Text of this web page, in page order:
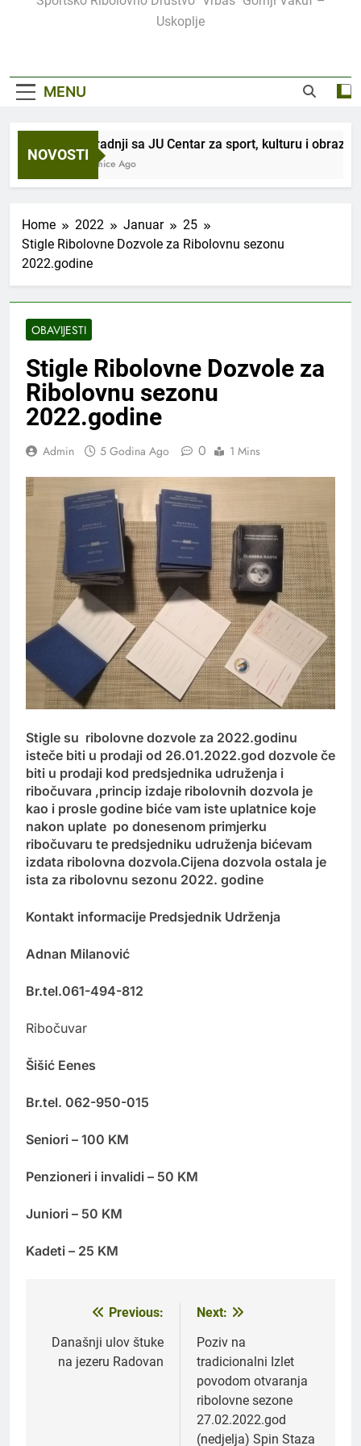
Uskoplje
MENU
NOVOSTI
U saradnji sa JU Centar za sport, kulturu i
3 Sedmice Ago
Home 2022 Januar
25
Stigle Ribolovne Dozvole za Ribolovnu sezonu
2022.godine
OBAVIJESTI
Stigle Ribolovne Dozvole za
Ribolovnu sezonu
2022.godine
Admin 5 Godina Ago 0 1 Mins
Stigle su ribolovne dozvole za 2022.godinu
isteče biti u prodaji od 26.01.2022.god dozvole če
biti u prodaji kod predsjednika udruženja i
ribočuvara ,princip izdaje ribolovnih dozvola je
kao i prosle godine biće vam iste uplatnice koje
nakon uplate po donesenom primjerku
ribočuvaru te predsjedniku udruženja bićevam
izdata ribolovna dozvola.Cijena dozvola ostala je
ista za ribolovnu sezonu 2022. godine
Kontakt informacije Predsjednik Udrženja
Adnan Milanović
Br.tel.061-494-812
Ribočuvar
Šišić Eenes
Br.tel. 062-950-015
Seniori – 100 KM
Penzioneri i invalidi – 50 KM
Juniori – 50 KM
Kadeti – 25 KM
Navigacija
članaka
Previous:
Današnji ulov štuke
na jezeru Radovan
Next:
Poziv na
tradicionalni Izlet
povodom otvaranja
ribolovne sezone
27.02.2022.god
(nedjelja) Spin Staza